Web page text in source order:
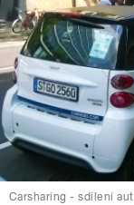
Carsharing - sdílení aut